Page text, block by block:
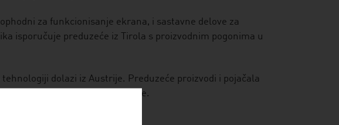
za funkcionisanje ekrana, i sastavne delove za
isporučuje preduzeće iz Tirola s proizvodnim pogonima u
dolazi iz Austrije. Preduzeće proizvodi i pojačala
koji analogno potiskuju šumove.